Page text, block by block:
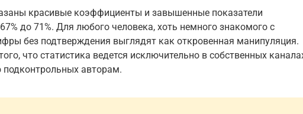
красивые коэффициенты и завышенные показатели
до 71%. Для любого человека, хоть немного знакомого с
без подтверждения выглядят как откровенная манипуляция.
что статистика ведется исключительно в собственных
подконтрольных авторам.